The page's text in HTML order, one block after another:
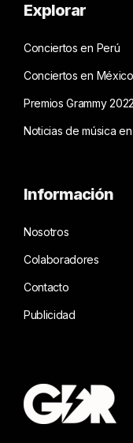
Explorar
Conciertos en Perú
Conciertos en México
Premios Grammy 2022
Noticias de música
Información
Nosotros
Colaboradores
Contacto
Publicidad